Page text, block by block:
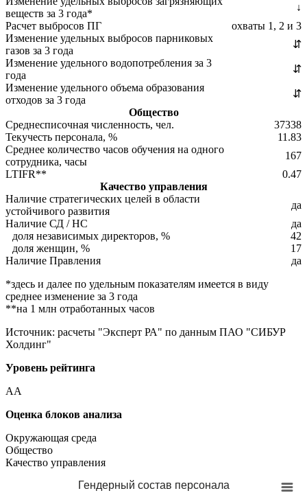
веществ за 3 года*
↓
Расчет выбросов ПГ
охваты 1, 2 и 3
Изменение удельных выбросов парниковых
газов за 3 года
⇵
Изменение удельного водопотребления за 3
года
⇵
Изменение удельного объема образования
отходов за 3 года
⇵
Общество
Среднесписочная численность, чел.
37338
Текучесть персонала, %
11.83
Среднее количество часов обучения на одного
сотрудника, часы
167
LTIFR**
0.47
Качество управления
Наличие стратегических целей в области
устойчивого развития
да
Наличие СД / НС
да
доля независимых директоров, %
42
доля женщин, %
17
Наличие Правления
да
*здесь и далее по удельным показателям имеется в виду
среднее изменение за 3 года
**на 1 млн отработанных часов
Источник: расчеты "Эксперт РА" по данным ПАО "СИБУР
Холдинг"
Уровень рейтинга
AA
Оценка блоков анализа
Окружающая среда
Общество
Качество управления
Гендерный состав персонала